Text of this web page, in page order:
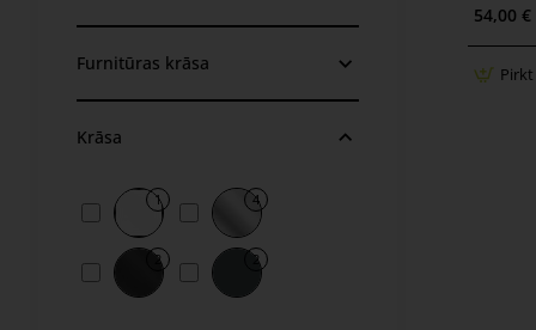
Furnitūras krāsa
Krāsa
1 4
2 2
54,00 €
Pirkt